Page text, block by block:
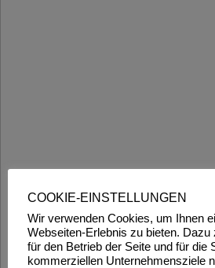
COOKIE-EINSTELLUNGEN
Wir verwenden Cookies, um Ihnen
Webseiten-Erlebnis zu bieten. Dazu
für den Betrieb der Seite und für die
kommerziellen Unternehmensziele